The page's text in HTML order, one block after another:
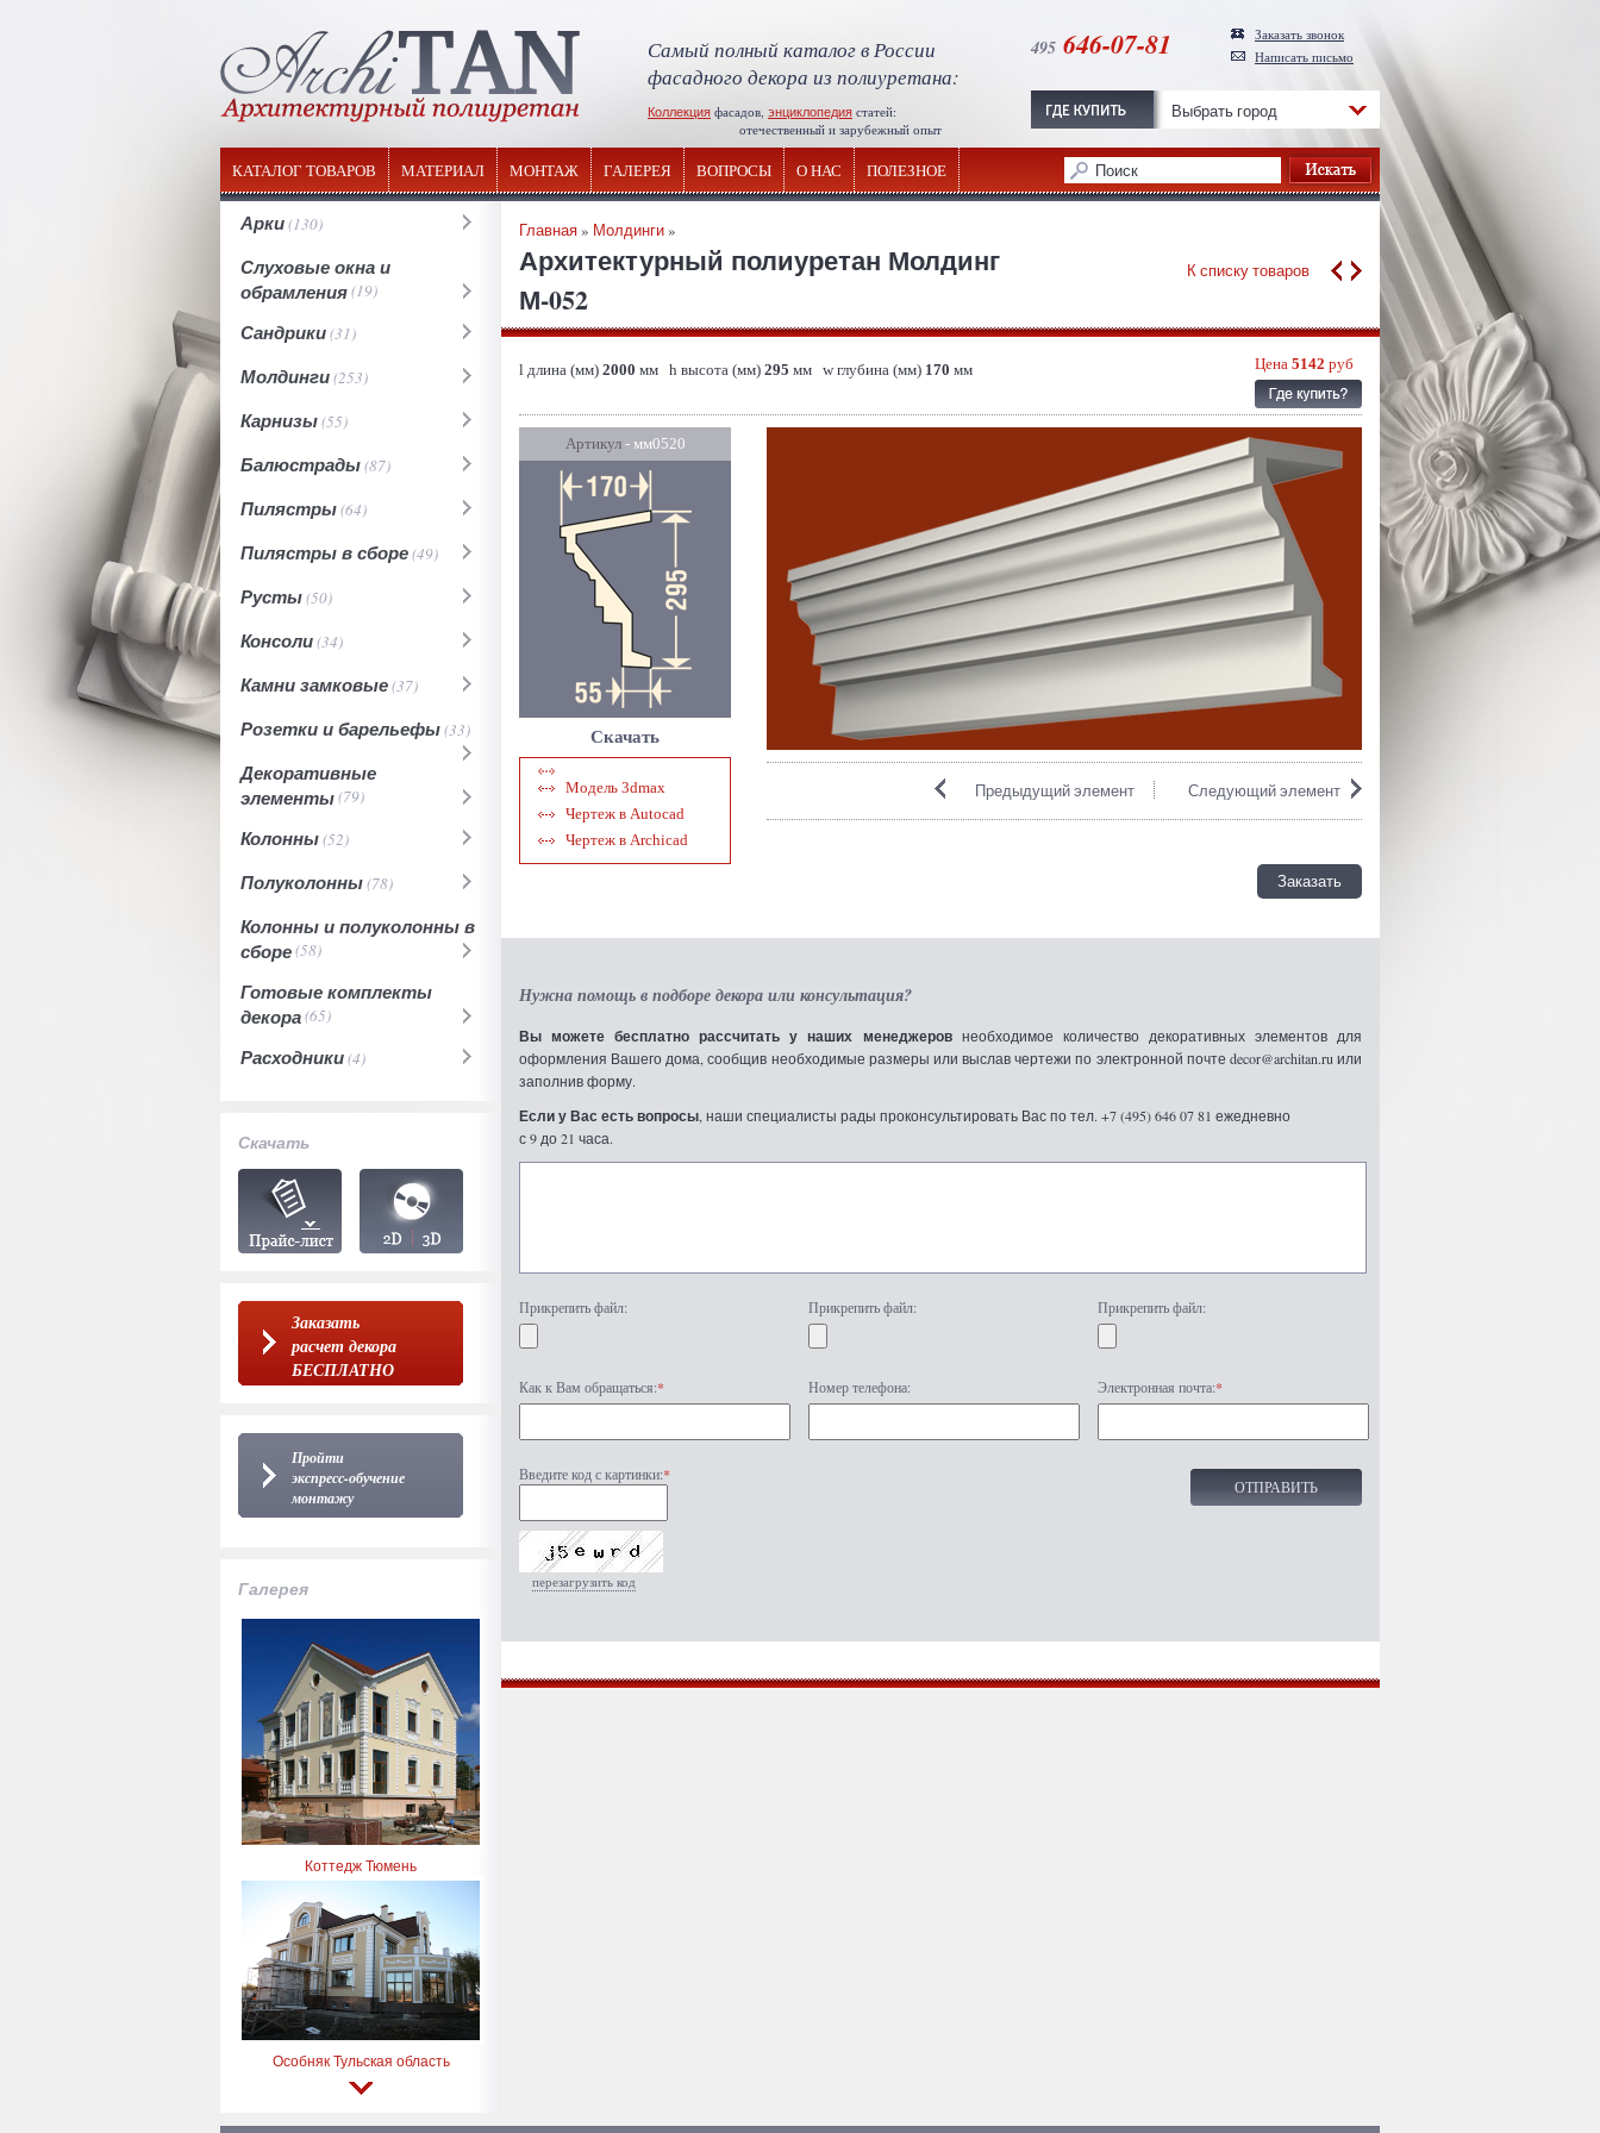
Самый полный каталог в России
фасадного декора из полиуретана:
Коллекция фасадов, энциклопедия статей:
отечественный и зарубежный опыт
495 646-07-81
Заказать звонок
Написать письмо
Выбрать город
КАТАЛОГ ТОВАРОВ МАТЕРИАЛ МОНТАЖ ГАЛЕРЕЯ ВОПРОСЫ О НАС ПОЛЕЗНОЕ
Арки(130)
Слуховые окна и
обрамления(19)
Сандрики(31)
Молдинги(253)
Карнизы(55)
Балюстрады(87)
Пилястры(64)
Пилястры в сборе(49)
Русты(50)
Консоли(34)
Камни замковые(37)
Розетки и барельефы(33)
Декоративные
элементы(79)
Колонны(52)
Полуколонны(78)
Колонны и полуколонны в
сборе(58)
Готовые комплекты
декора(65)
Расходники(4)
Скачать
Заказать
расчет декора
БЕСПЛАТНО
Пройти
экспресс-обучение
монтажу
Галерея
Коттедж Тюмень
Особняк Тульская область
Главная» Молдинги»
Архитектурный полиуретан Молдинг
М-052
К списку товаров
l длина (мм) 2000 мм h высота (мм) 295 мм w глубина (мм) 170 мм Цена 5142 руб
Артикул- мм0520
Скачать
Модель 3dmax
Чертеж в Autocad
Чертеж в Archicad
Следующий элемент
Предыдущий элемент
Заказать
Нужна помощь в подборе декора или консультация?
Вы можете бесплатно рассчитать у наших менеджеровнеобходимое количество декоративных элементов для
оформления Вашего дома, сообщив необходимые размеры или выслав чертежи по электронной почте decor@architan.ru или
заполнив форму.
Если у Вас есть вопросы , наши специалисты рады проконсультировать Вас по тел. +7 (495) 646 07 81 ежедневно
с 9 до 21 часа.
Прикрепить файл: Прикрепить файл: Прикрепить файл:
Как к Вам обращаться:* Номер телефона: Электронная почта:*
Введите код с картинки:*
перезагрузить код